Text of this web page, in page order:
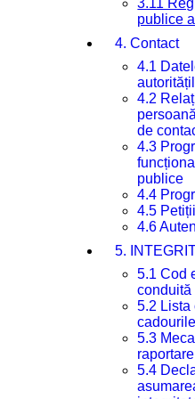
3.11
publice
4. Contact
4.1
4.2
de
4.3
publice
4.4
4.5 Petiții
4.6
5.
5.1 Cod
conduită
5.2 Lista
5.3
5.4